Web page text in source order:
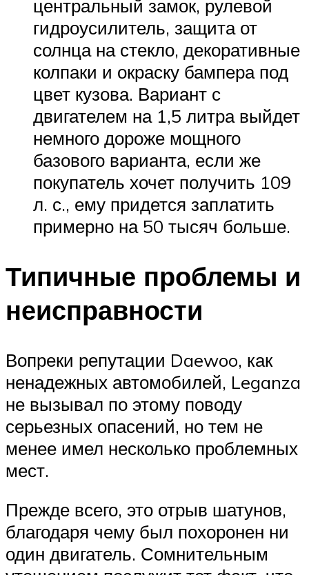
центральный замок, рулевой
гидроусилитель, защита от
солнца на стекло, декоративные
колпаки и окраску бампера под
цвет кузова. Вариант с
двигателем на 1,5 литра выйдет
немного дороже мощного
базового варианта, если же
покупатель хочет получить 109
л. с., ему придется заплатить
примерно на 50 тысяч больше.
Типичные проблемы и
неисправности
Вопреки репутации Daewoo, как
ненадежных автомобилей, Leganza
не вызывал по этому поводу
серьезных опасений, но тем не
менее имел несколько проблемных
мест.
Прежде всего, это отрыв шатунов,
благодаря чему был похоронен ни
один двигатель. Сомнительным